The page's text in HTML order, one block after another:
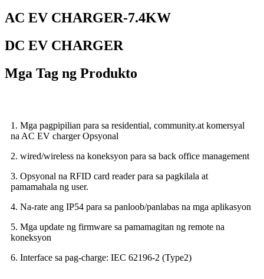
AC EV CHARGER-7.4KW
DC EV CHARGER
Mga Tag ng Produkto
1. Mga pagpipilian para sa residential, community.at komersyal
na AC EV charger Opsyonal
2. wired/wireless na koneksyon para sa back office management
3. Opsyonal na RFID card reader para sa pagkilala at
pamamahala ng user.
4. Na-rate ang IP54 para sa panloob/panlabas na mga aplikasyon
5. Mga update ng firmware sa pamamagitan ng remote na
koneksyon
6. Interface sa pag-charge: IEC 62196-2 (Type2)